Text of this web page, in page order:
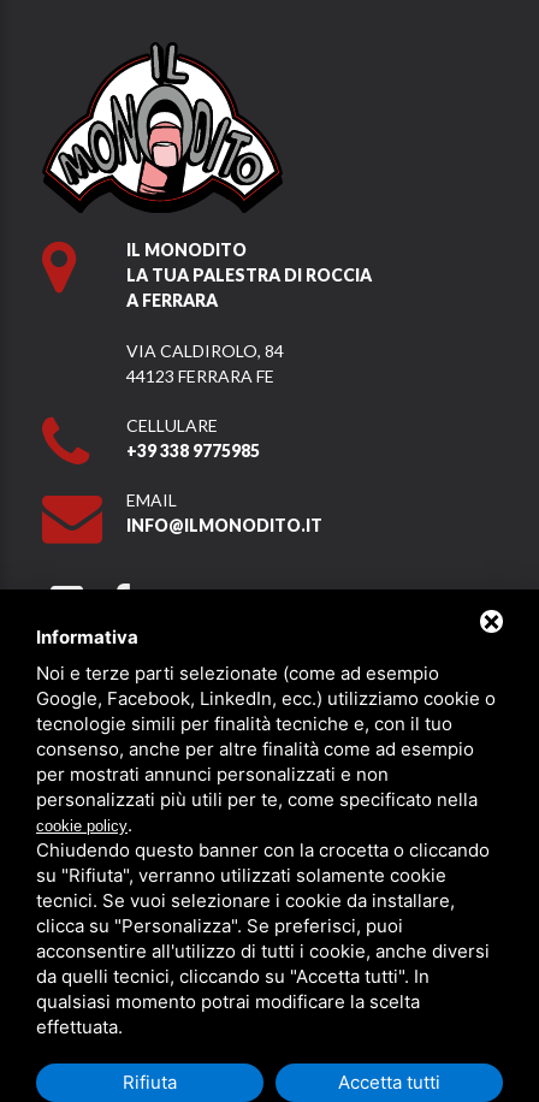
IL MONODITO
LA TUA PALESTRA DI ROCCIA
A FERRARA
VIA CALDIROLO, 84
44123 FERRARA FE
CELLULARE
+39 338 9775985
EMAIL
INFO@ILMONODITO.IT
Partner
PRIVACY SITEMAP/ QUESTO SITO È PROTETTO DA GOOGLE
RECAPTCHA V3,PRIVACY POLICYE TERMS OF SERVICEDI GOOGLE.
Informativa
Noi e terze parti selezionate (come ad esempio
Google, Facebook, LinkedIn, ecc.) utilizziamo cookie o
tecnologie simili per finalità tecniche e, con il tuo
consenso, anche per altre finalità come ad esempio
per mostrati annunci personalizzati e non
personalizzati più utili per te, come specificato nella
cookie policy.
Chiudendo questo banner con la crocetta o cliccando
su "Rifiuta", verranno utilizzati solamente cookie
tecnici. Se vuoi selezionare i cookie da installare,
clicca su "Personalizza". Se preferisci, puoi
acconsentire all'utilizzo di tutti i cookie, anche diversi
da quelli tecnici, cliccando su "Accetta tutti". In
qualsiasi momento potrai modificare la scelta
effettuata.
Rifiuta Accetta tutti